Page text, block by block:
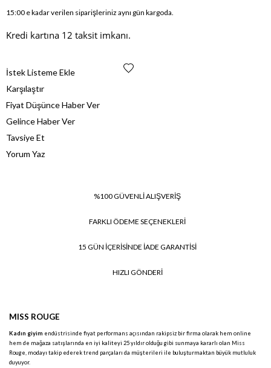
15:00 e kadar verilen siparişleriniz aynı gün kargoda.
Kredi kartına 12 taksit imkanı.
İstek Listeme Ekle
Karşılaştır
Fiyat Düşünce Haber Ver
Gelince Haber Ver
Tavsiye Et
Yorum Yaz
%100 GÜVENLİ ALIŞVERİŞ
FARKLI ÖDEME SEÇENEKLERİ
15 GÜN İÇERİSİNDE İADE GARANTİSİ
HIZLI GÖNDERİ
MISS ROUGE
Kadın giyim endüstrisinde fiyat performans açısından rakipsiz bir firma olarak hem online
hem de mağaza satışlarında en iyi kaliteyi 25 yıldır olduğu gibi sunmaya kararlı olan Miss
Rouge, modayı takip ederek trend parçaları da müşterileri ile buluşturmaktan büyük mutluluk
duyuyor.